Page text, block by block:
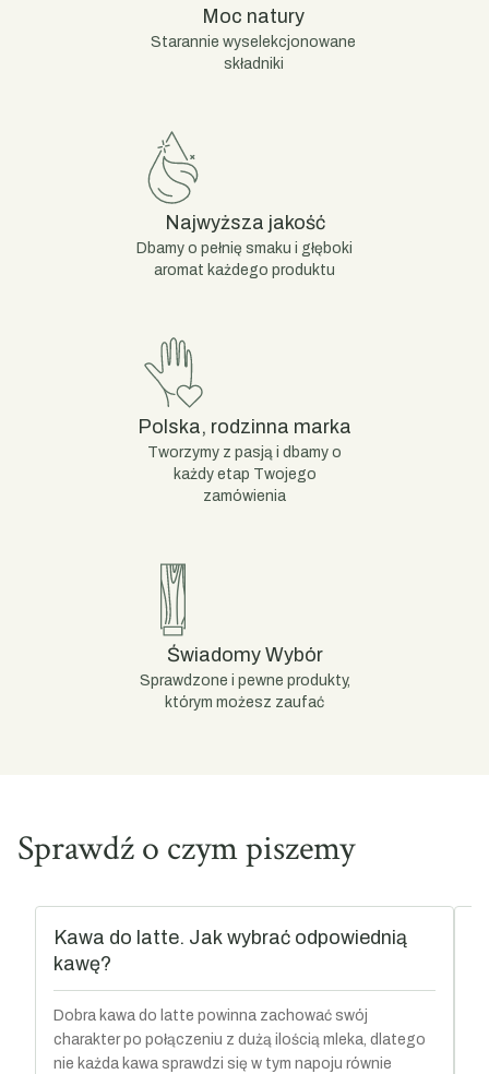
Moc natury
Starannie wyselekcjonowane
składniki
Najwyższa jakość
Dbamy o pełnię smaku i głęboki
aromat każdego produktu
Polska, rodzinna marka
Tworzymy z pasją i dbamy o
każdy etap Twojego
zamówienia
Świadomy Wybór
Sprawdzone i pewne produkty,
którym możesz zaufać
Sprawdź o czym piszemy
Kawa do latte. Jak wybrać odpowiednią
kawę?
Dobra kawa do latte powinna zachować swój
charakter po połączeniu z dużą ilością mleka, dlatego
nie każda kawa sprawdzi się w tym napoju równie